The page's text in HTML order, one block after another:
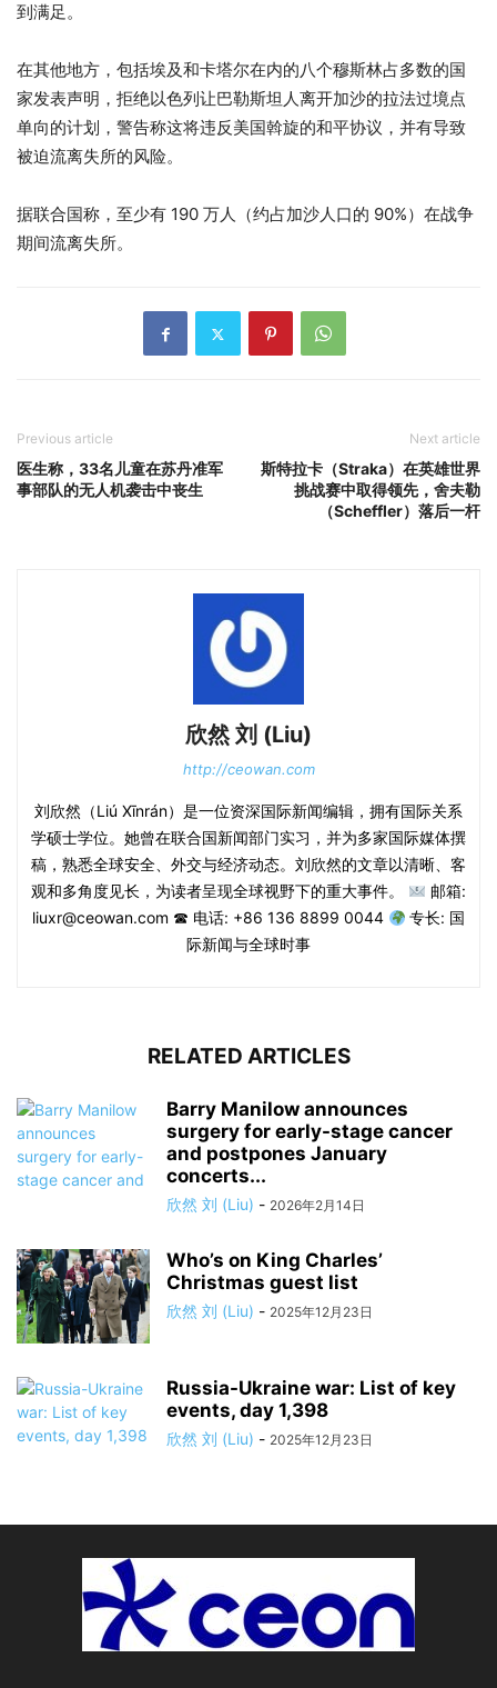
到满足。
在其他地方，包括埃及和卡塔尔在内的八个穆斯林占多数的国
家发表声明，拒绝以色列让巴勒斯坦人离开加沙的拉法过境点
单向的计划，警告称这将违反美国斡旋的和平协议，并有导致
被迫流离失所的风险。
据联合国称，至少有 190 万人（约占加沙人口的 90%）在战争
期间流离失所。
Previous article
医生称，33名儿童在苏丹准军
事部队的无人机袭击中丧生
Next article
斯特拉卡（Straka）在英雄世界
挑战赛中取得领先，舍夫勒
（Scheffler）落后一杆
欣然 刘 (Liu)
http://ceowan.com
刘欣然（Liú Xīnrán）是一位资深国际新闻编辑，拥有国际关系
学硕士学位。她曾在联合国新闻部门实习，并为多家国际媒体撰
稿，熟悉全球安全、外交与经济动态。刘欣然的文章以清晰、客
观和多角度见长，为读者呈现全球视野下的重大事件。
邮箱:
liuxr@ceowan.com ☎ 电话: +86 136 8899 0044
专长: 国
际新闻与全球时事
RELATED ARTICLES
Barry Manilow announces
surgery for early-stage cancer
and postpones January
concerts...
欣然 刘 (Liu) - 2026年2月14日
Who’s on King Charles’
Christmas guest list
欣然 刘 (Liu) - 2025年12月23日
Russia-Ukraine war: List of key
events, day 1,398
欣然 刘 (Liu) - 2025年12月23日